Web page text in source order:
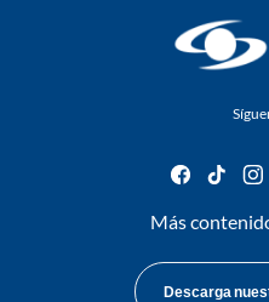
facebook
tiktok
Más
Descarga